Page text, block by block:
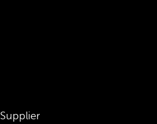
Supplier